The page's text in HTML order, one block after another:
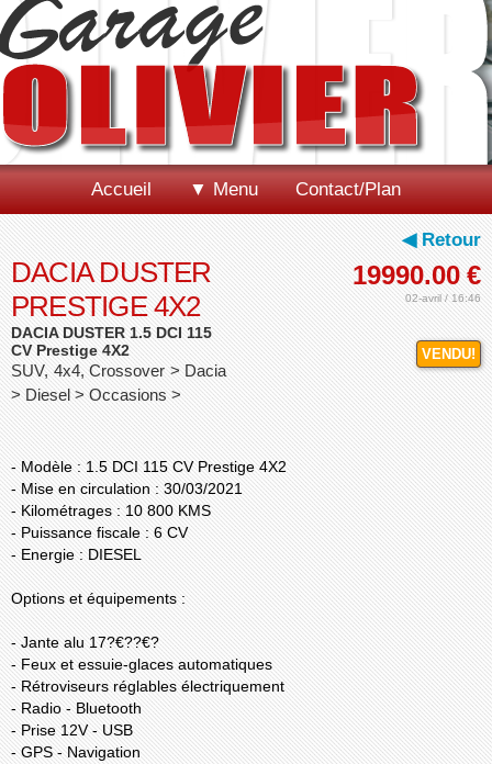
Accueil ▼ Menu Contact/Plan
◀ Retour
19990.00 €
02-avril / 16:46
VENDU!
DACIA DUSTER
PRESTIGE 4X2
DACIA DUSTER 1.5 DCI 115
CV Prestige 4X2
SUV, 4x4, Crossover > Dacia
> Diesel > Occasions >
- Modèle : 1.5 DCI 115 CV Prestige 4X2
- Mise en circulation : 30/03/2021
- Kilométrages : 10 800 KMS
- Puissance fiscale : 6 CV
- Energie : DIESEL
Options et équipements :
- Jante alu 17?€??€?
- Feux et essuie-glaces automatiques
- Rétroviseurs réglables électriquement
- Radio - Bluetooth
- Prise 12V - USB
- GPS - Navigation